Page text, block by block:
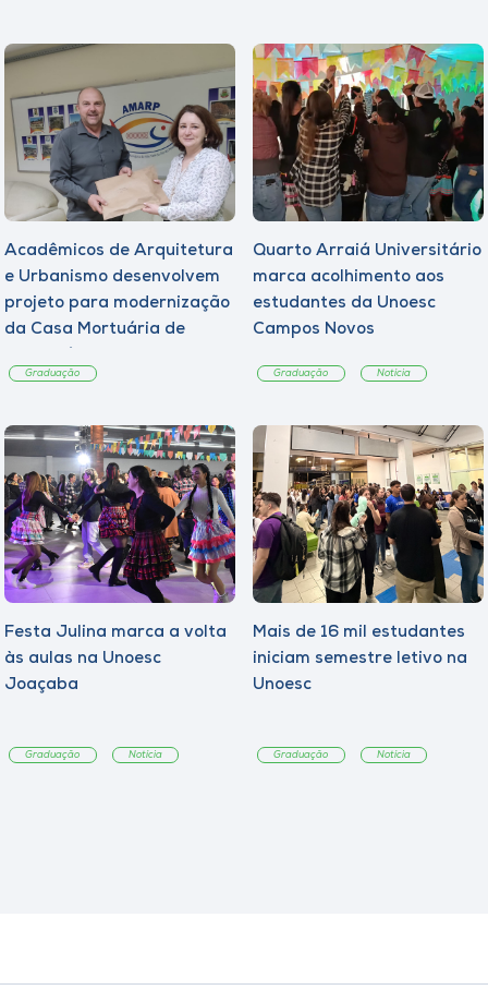
Acadêmicos de Arquitetura
e Urbanismo desenvolvem
projeto para modernização
da Casa Mortuária de
Graduação
Quarto Arraiá Universitário
marca acolhimento aos
estudantes da Unoesc
Campos Novos
Graduação Notícia
Festa Julina marca a volta
às aulas na Unoesc
Joaçaba
Graduação Notícia
Mais de 16 mil estudantes
iniciam semestre letivo na
Unoesc
Graduação Notícia